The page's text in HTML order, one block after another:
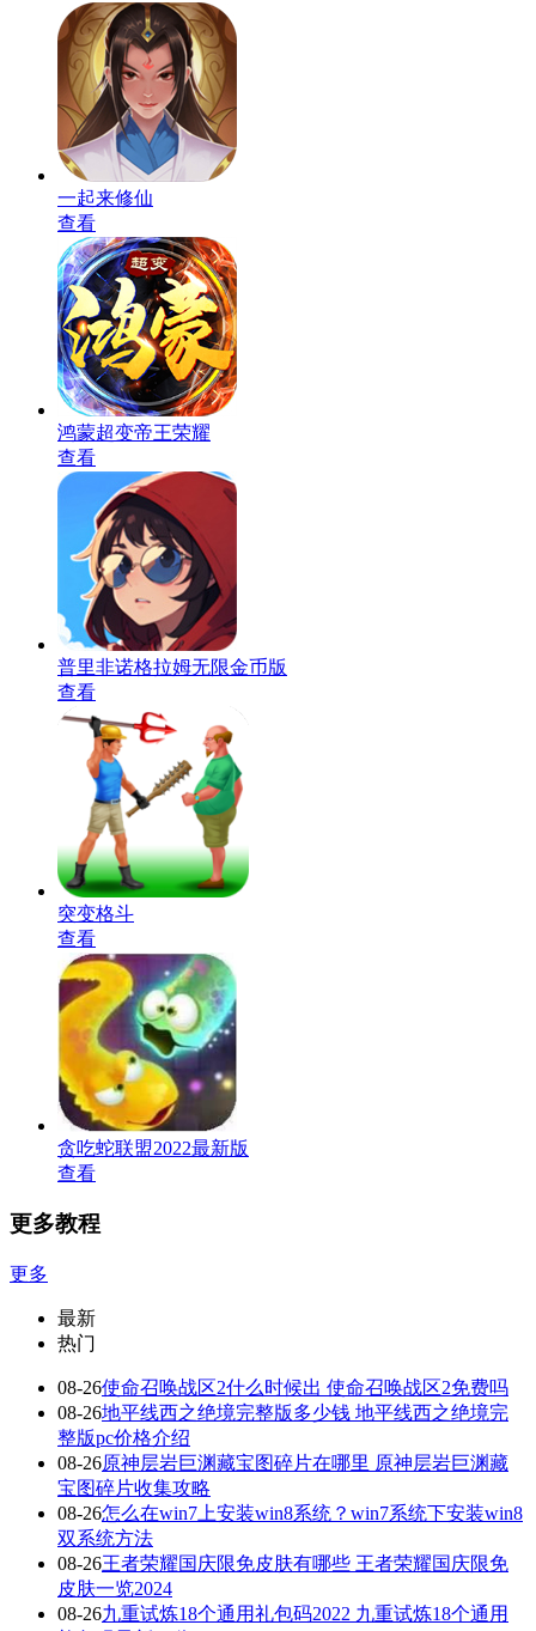
一起来修仙
查看
鸿蒙超变帝王荣耀
查看
普里非诺格拉姆无限金币版
查看
突变格斗
查看
贪吃蛇联盟2022最新版
查看
更多教程
更多
最新
热门
08-26使命召唤战区2什么时候出 使命召唤战区2免费吗
08-26地平线西之绝境完整版多少钱 地平线西之绝境完
整版pc价格介绍
08-26原神层岩巨渊藏宝图碎片在哪里 原神层岩巨渊藏
宝图碎片收集攻略
08-26怎么在win7上安装win8系统？win7系统下安装win8
双系统方法
08-26王者荣耀国庆限免皮肤有哪些 王者荣耀国庆限免
皮肤一览2024
08-26九重试炼18个通用礼包码2022 九重试炼18个通用